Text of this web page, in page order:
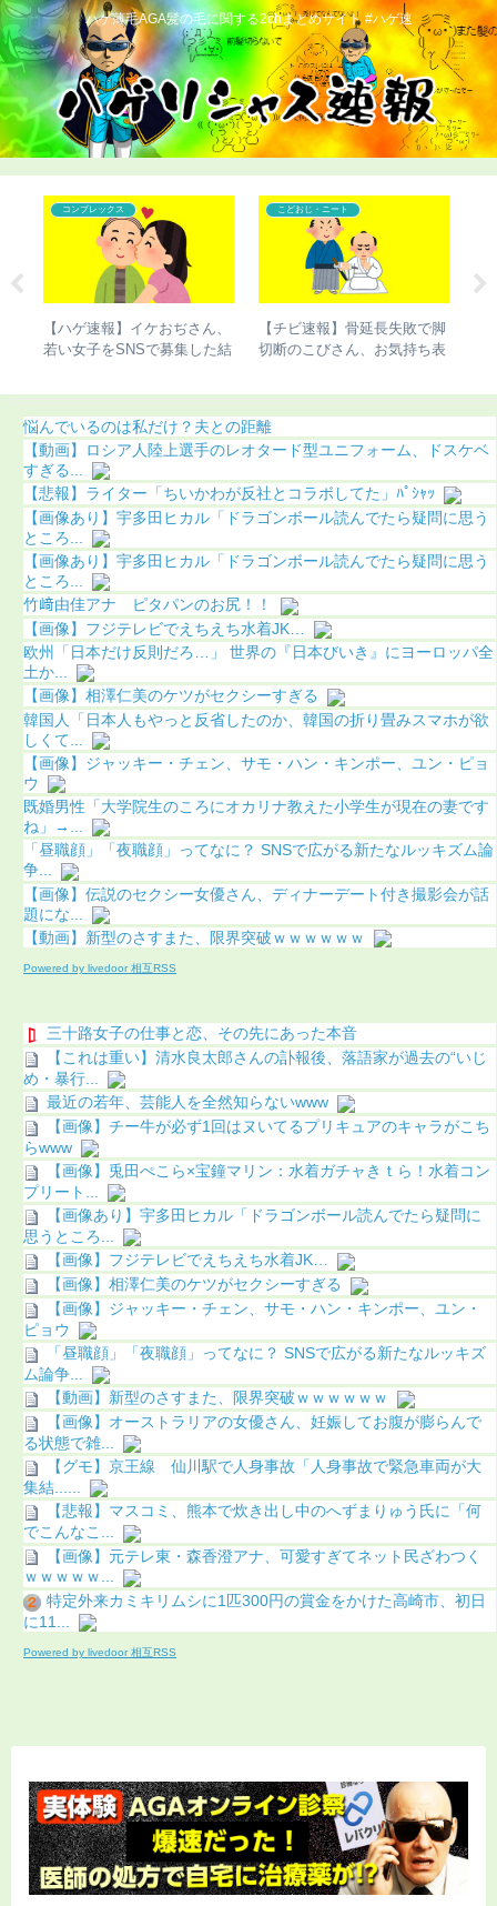
ハゲ薄毛AGA髪の毛に関する2chまとめサイト #ハゲ速
コンプレックス
【ハゲ速報】イケおぢさん、
若い女子をSNSで募集した結
こどおじ・ニート
【チビ速報】骨延長失敗で脚
切断のこびさん、お気持ち表
悩んでいるのは私だけ？夫との距離
【動画】ロシア人陸上選手のレオタード型ユニフォーム、ドスケベ
すぎる...
【悲報】ライター「ちいかわが反社とコラボしてた」ﾊﾟｼｬｯ
【画像あり】宇多田ヒカル「ドラゴンボール読んでたら疑問に思う
ところ...
【画像あり】宇多田ヒカル「ドラゴンボール読んでたら疑問に思う
ところ...
竹﨑由佳アナ ピタパンのお尻！！
【画像】フジテレビでえちえち水着JK…
欧州「日本だけ反則だろ…」 世界の『日本びいき』にヨーロッパ全
土か...
【画像】相澤仁美のケツがセクシーすぎる
韓国人「日本人もやっと反省したのか、韓国の折り畳みスマホが欲
しくて...
【画像】ジャッキー・チェン、サモ・ハン・キンポー、ユン・ピョ
ウ
既婚男性「大学院生のころにオカリナ教えた小学生が現在の妻です
ね」→...
「昼職顔」「夜職顔」ってなに？ SNSで広がる新たなルッキズム論
争...
【画像】伝説のセクシー女優さん、ディナーデート付き撮影会が話
題にな...
【動画】新型のさすまた、限界突破ｗｗｗｗｗｗ
Powered by livedoor 相互RSS
三十路女子の仕事と恋、その先にあった本音
【これは重い】清水良太郎さんの訃報後、落語家が過去の“いじ
め・暴行...
最近の若年、芸能人を全然知らないwww
【画像】チー牛が必ず1回はヌいてるプリキュアのキャラがこち
らwww
【画像】兎田ぺこら×宝鐘マリン：水着ガチャきｔら！水着コン
プリート...
【画像あり】宇多田ヒカル「ドラゴンボール読んでたら疑問に
思うところ...
【画像】フジテレビでえちえち水着JK…
【画像】相澤仁美のケツがセクシーすぎる
【画像】ジャッキー・チェン、サモ・ハン・キンポー、ユン・
ピョウ
「昼職顔」「夜職顔」ってなに？ SNSで広がる新たなルッキズ
ム論争...
【動画】新型のさすまた、限界突破ｗｗｗｗｗｗ
【画像】オーストラリアの女優さん、妊娠してお腹が膨らんで
る状態で雑...
【グモ】京王線 仙川駅で人身事故「人身事故で緊急車両が大
集結......
【悲報】マスコミ、熊本で炊き出し中のへずまりゅう氏に「何
でこんなこ...
【画像】元テレ東・森香澄アナ、可愛すぎてネット民ざわつく
ｗｗｗｗｗ...
特定外来カミキリムシに1匹300円の賞金をかけた高崎市、初日
に11...
Powered by livedoor 相互RSS